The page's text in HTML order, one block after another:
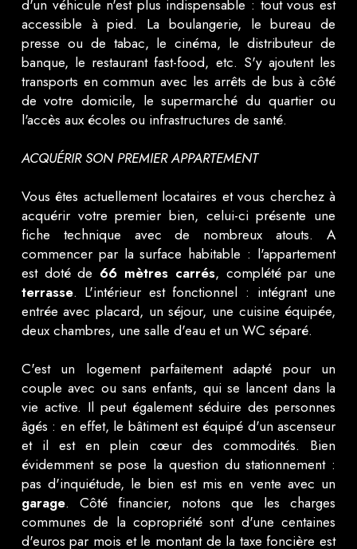
d'un véhicule n'est plus indispensable : tout vous est
accessible à pied. La boulangerie, le bureau de
presse ou de tabac, le cinéma, le distributeur de
banque, le restaurant fast-food, etc. S'y ajoutent les
transports en commun avec les arrêts de bus à côté
de votre domicile, le supermarché du quartier ou
l'accès aux écoles ou infrastructures de santé.
ACQUÉRIR SON PREMIER APPARTEMENT
Vous êtes actuellement locataires et vous cherchez à
acquérir votre premier bien, celui-ci présente une
fiche technique avec de nombreux atouts. A
commencer par la surface habitable : l'appartement
est doté de 66 mètres carrés, complété par une
terrasse. L'intérieur est fonctionnel : intégrant une
entrée avec placard, un séjour, une cuisine équipée,
deux chambres, une salle d'eau et un WC séparé.
C'est un logement parfaitement adapté pour un
couple avec ou sans enfants, qui se lancent dans la
vie active. Il peut également séduire des personnes
âgés : en effet, le bâtiment est équipé d'un ascenseur
et il est en plein cœur des commodités. Bien
évidemment se pose la question du stationnement :
pas d'inquiétude, le bien est mis en vente avec un
garage. Côté financier, notons que les charges
communes de la copropriété sont d'une centaines
d'euros par mois et le montant de la taxe foncière est